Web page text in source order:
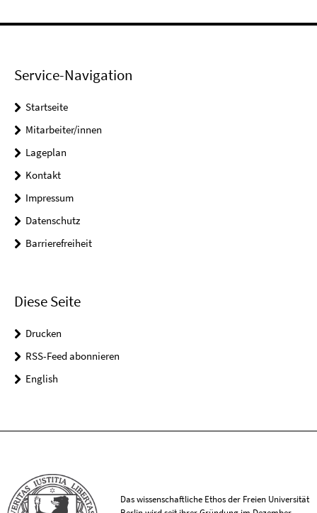
Service-Navigation
Startseite
Mitarbeiter/innen
Lageplan
Kontakt
Impressum
Datenschutz
Barrierefreiheit
Diese Seite
Drucken
RSS-Feed abonnieren
English
Das wissenschaftliche Ethos der Freien Universität